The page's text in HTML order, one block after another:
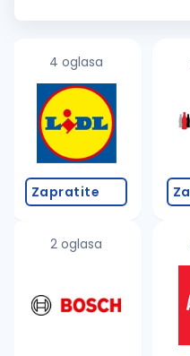
Stabilan...
4 oglasa
Zapratite
2 oglasa